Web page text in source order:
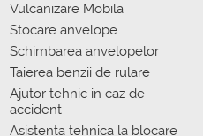
Vulcanizare Mobila
Stocare anvelope
Schimbarea anvelopelor
Taierea benzii de rulare
Ajutor tehnic in caz de
accident
Asistenta tehnica la blocare